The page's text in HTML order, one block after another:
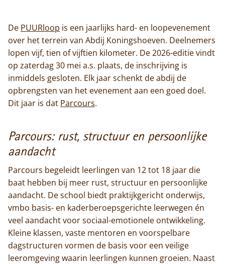
Home
Trappisten
De abdij
Actueel
De PUURloop is een jaarlijks hard- en loopevenement
over het terrein van Abdij Koningshoeven. Deelnemers
lopen vijf, tien of vijftien kilometer. De 2026-editie vindt
op zaterdag 30 mei a.s. plaats, de inschrijving is
inmiddels gesloten. Elk jaar schenkt de abdij de
opbrengsten van het evenement aan een goed doel.
Dit jaar is dat Parcours.
Parcours: rust, structuur en persoonlijke
aandacht
Parcours begeleidt leerlingen van 12 tot 18 jaar die
baat hebben bij meer rust, structuur en persoonlijke
aandacht. De school biedt praktijkgericht onderwijs,
vmbo basis- en kaderberoepsgerichte leerwegen én
veel aandacht voor sociaal-emotionele ontwikkeling.
Kleine klassen, vaste mentoren en voorspelbare
dagstructuren vormen de basis voor een veilige
leeromgeving waarin leerlingen kunnen groeien. Naast